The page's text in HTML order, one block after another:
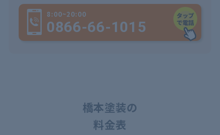
0866-66-1015
8:00~20:00
橋本塗装の
料金表